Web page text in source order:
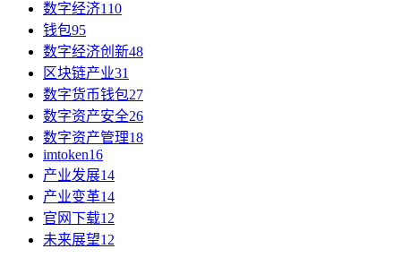
数字经济110
钱包95
数字经济创新48
区块链产业31
数字货币钱包27
数字资产安全26
数字资产管理18
imtoken16
产业发展14
产业变革14
官网下载12
未来展望12